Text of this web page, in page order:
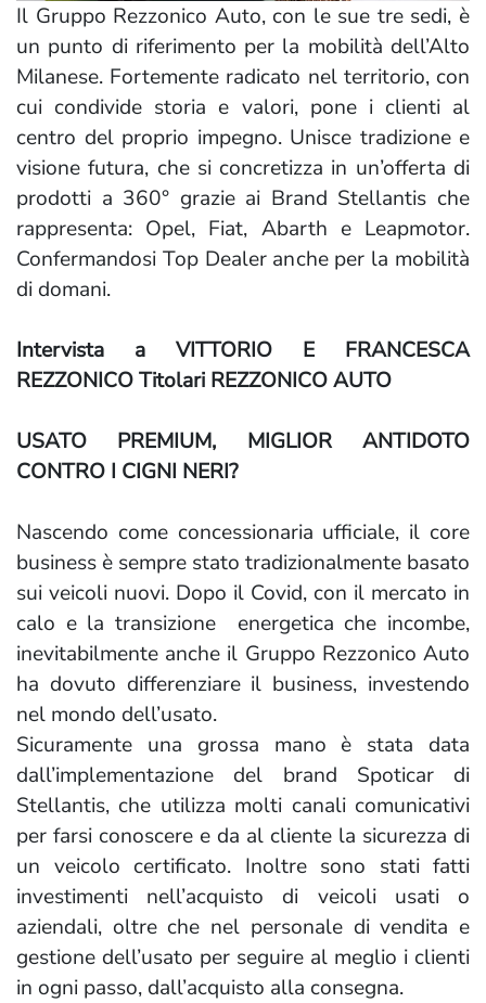
Il Gruppo Rezzonico Auto, con le sue tre sedi, è
un punto di riferimento per la mobilità dell’Alto
Milanese. Fortemente radicato nel territorio, con
cui condivide storia e valori, pone i clienti al
centro del proprio impegno. Unisce tradizione e
visione futura, che si concretizza in un’offerta di
prodotti a 360° grazie ai Brand Stellantis che
rappresenta: Opel, Fiat, Abarth e Leapmotor.
Confermandosi Top Dealer anche per la mobilità
di domani.
Intervista a VITTORIO E FRANCESCA
REZZONICO Titolari REZZONICO AUTO
USATO PREMIUM, MIGLIOR ANTIDOTO
CONTRO I CIGNI NERI?
Nascendo come concessionaria ufficiale, il core
business è sempre stato tradizionalmente basato
sui veicoli nuovi. Dopo il Covid, con il mercato in
calo e la transizione energetica che incombe,
inevitabilmente anche il Gruppo Rezzonico Auto
ha dovuto differenziare il business, investendo
nel mondo dell’usato.
Sicuramente una grossa mano è stata data
dall’implementazione del brand Spoticar di
Stellantis, che utilizza molti canali comunicativi
per farsi conoscere e da al cliente la sicurezza di
un veicolo certificato. Inoltre sono stati fatti
investimenti nell’acquisto di veicoli usati o
aziendali, oltre che nel personale di vendita e
gestione dell’usato per seguire al meglio i clienti
in ogni passo, dall’acquisto alla consegna.